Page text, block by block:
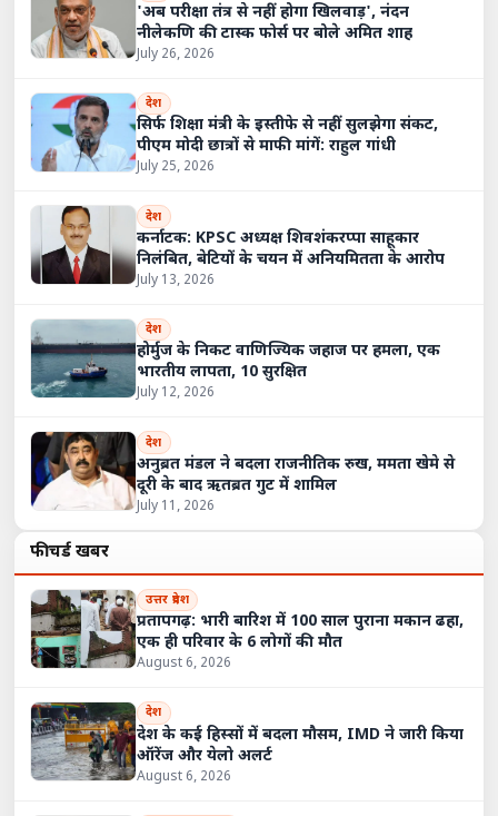
'अब परीक्षा तंत्र से नहीं होगा खिलवाड़', नंदन
नीलेकणि की टास्क फोर्स पर बोले अमित शाह
July 26, 2026
देश
सिर्फ शिक्षा मंत्री के इस्तीफे से नहीं सुलझेगा संकट,
पीएम मोदी छात्रों से माफी मांगें: राहुल गांधी
July 25, 2026
देश
कर्नाटक: KPSC अध्यक्ष शिवशंकरप्पा साहूकार
निलंबित, बेटियों के चयन में अनियमितता के आरोप
July 13, 2026
देश
होर्मुज के निकट वाणिज्यिक जहाज पर हमला, एक
भारतीय लापता, 10 सुरक्षित
July 12, 2026
देश
अनुब्रत मंडल ने बदला राजनीतिक रुख, ममता खेमे से
दूरी के बाद ऋतब्रत गुट में शामिल
July 11, 2026
फीचर्ड खबरें
उत्तर प्रदेश
प्रतापगढ़: भारी बारिश में 100 साल पुराना मकान ढहा,
एक ही परिवार के 6 लोगों की मौत
August 6, 2026
देश
देश के कई हिस्सों में बदला मौसम, IMD ने जारी किया
ऑरेंज और येलो अलर्ट
August 6, 2026